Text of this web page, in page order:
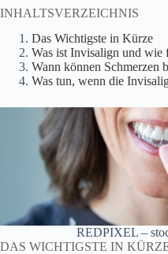
INHALTSVERZEICHNIS
Das Wichtigste in Kürze
Was ist Invisalign und wie
Wann können Schmerzen
Was tun, wenn die
REDPIXEL –
DAS WICHTIGSTE IN